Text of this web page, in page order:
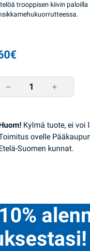
trooppisen kiivin paloilla
€
Jäätelö mansikka-kivi 85g Rud
Kylmä tuote, ei voi
ovelle
Suomen kunnat.